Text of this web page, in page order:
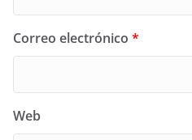
Correo electrónico *
Web